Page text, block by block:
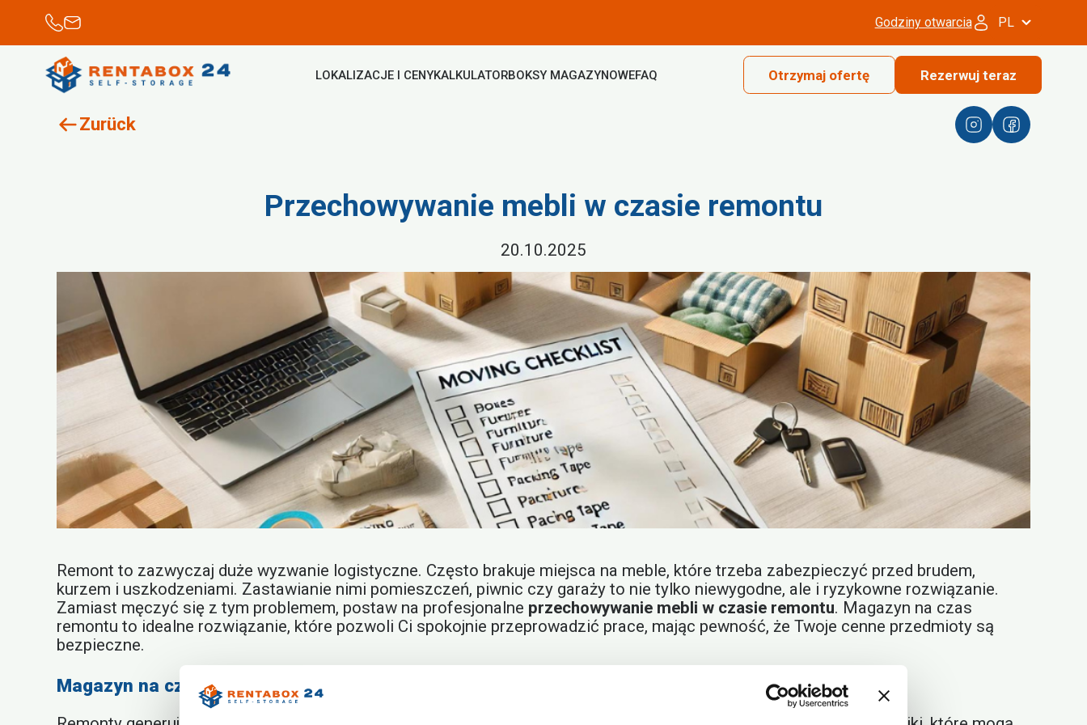
Godziny otwarcia PL
LOKALIZACJE I CENYKALKULATORBOKSY MAGAZYNOWEFAQ Otrzymaj ofertę Rezerwuj teraz
Zurück
Przechowywanie mebli w czasie remontu
20.10.2025
Remont to zazwyczaj duże wyzwanie logistyczne. Często brakuje miejsca na meble, które trzeba zabezpieczyć przed brudem,
kurzem i uszkodzeniami. Zastawianie nimi pomieszczeń, piwnic czy garaży to nie tylko niewygodne, ale i ryzykowne rozwiązanie.
Zamiast męczyć się z tym problemem, postaw na profesjonalne przechowywanie mebli w czasie remontu. Magazyn na czas
remontu to idealne rozwiązanie, które pozwoli Ci spokojnie przeprowadzić prace, mając pewność, że Twoje cenne przedmioty są
bezpieczne.
Magazyn na czas remontu a ochrona Twoich mebli